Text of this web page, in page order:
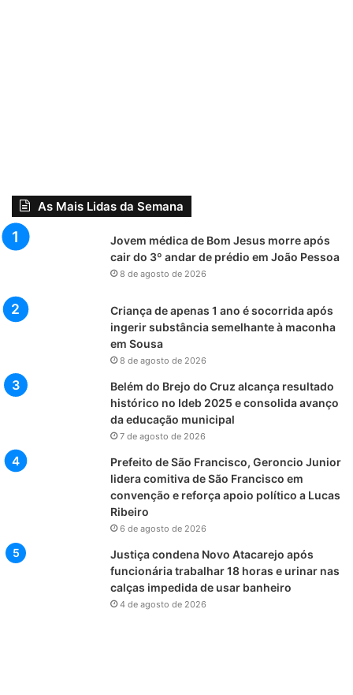
As Mais Lidas da Semana
Jovem médica de Bom Jesus morre após
cair do 3º andar de prédio em João Pessoa
8 de agosto de 2026
Criança de apenas 1 ano é socorrida após
ingerir substância semelhante à maconha
em Sousa
8 de agosto de 2026
Belém do Brejo do Cruz alcança resultado
histórico no Ideb 2025 e consolida avanço
da educação municipal
7 de agosto de 2026
Prefeito de São Francisco, Geroncio Junior
lidera comitiva de São Francisco em
convenção e reforça apoio político a Lucas
Ribeiro
6 de agosto de 2026
Justiça condena Novo Atacarejo após
funcionária trabalhar 18 horas e urinar nas
calças impedida de usar banheiro
4 de agosto de 2026